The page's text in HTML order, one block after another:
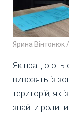
Ярина Вінтонюк
Як працюють
вивозять із
територій, як
знайти